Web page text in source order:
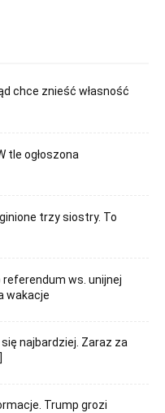
chce znieść własność
tle ogłoszona
trzy siostry. To
ws. unijnej
wakacje
najbardziej. Zaraz za
Trump grozi